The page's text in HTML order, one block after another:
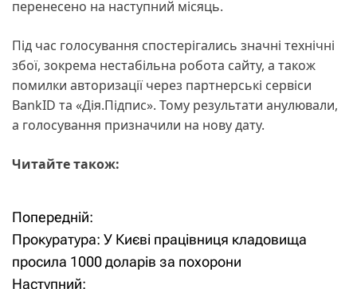
перенесено на наступний місяць.
Під час голосування спостерігались значні технічні
збої, зокрема нестабільна робота сайту, а також
помилки авторизації через партнерські сервіси
BankID та «Дія.Підпис». Тому результати анулювали,
а голосування призначили на нову дату.
Читайте також:
Н
а
Попередній:
Прокуратура: У Києві працівниця кладовища
просила 1000 доларів за похорони
Наступний: